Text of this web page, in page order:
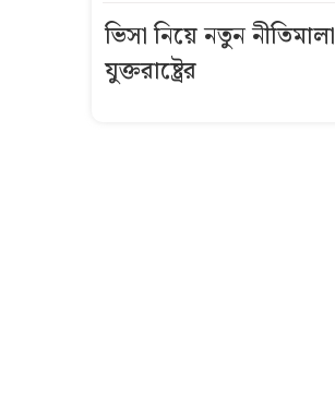
ভিসা নিয়ে নতুন নীতিমালা
যুক্তরাষ্ট্রের